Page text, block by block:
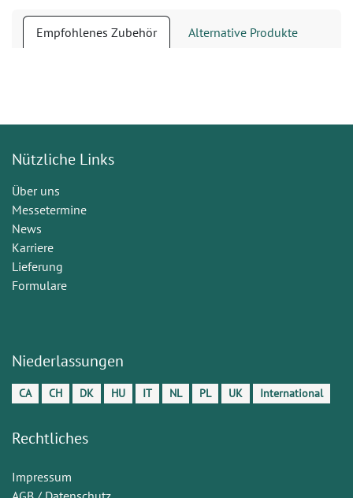
Empfohlenes Zubehör Alternative Produkte
Nützliche Links
Über uns
Messetermine
News
Karriere
Lieferung
Formulare
Niederlassungen
CA CH DK HU IT NL PL UK International
Rechtliches
Impressum